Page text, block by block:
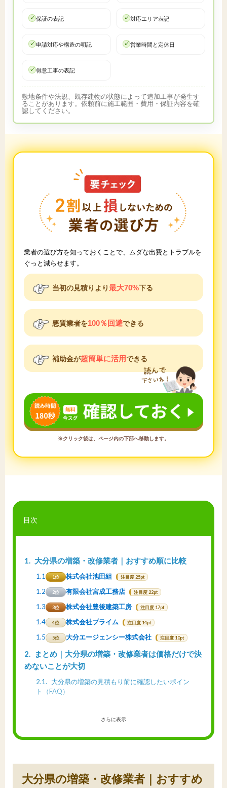
保証の表記 対応エリア表記
申請対応や構造の明記 営業時間と定休日
得意工事の表記
敷地条件や法規、既存建物の状態によって追加工事が発生す
ることがあります。依頼前に施工範囲・費用・保証内容を確
認してください。
業者の選び方を知っておくことで、ムダな出費とトラブルを
ぐっと減らせます。
当初の見積りより最大70%下る
悪質業者を100％回避できる
補助金が超簡単に活用できる
※クリック後は、ページ内の下部へ移動します。
目次
1 大分県の増築・改修業者｜おすすめ順に比較
1.1 1位 株式会社池田組 注目度 25pt
1.2 2位 有限会社宮成工務店 注目度 22pt
1.3 3位 株式会社豊後建築工房 注目度 17pt
1.4 4位 株式会社プライム 注目度 14pt
1.5 5位 大分エージェンシー株式会社 注目度 10pt
2
まとめ｜大分県の増築・改修業者は価格だけで決
めないことが大切
2.1
大分県の増築の見積もり前に確認したいポイン
ト（FAQ）
さらに表示
大分県の増築・改修業者｜おすすめ